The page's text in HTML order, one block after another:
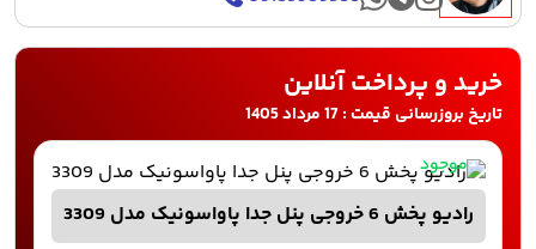
خرید و پرداخت آنلاین
تاریخ بروزرسانی قیمت : 17 مرداد 1405
موجود
رادیو پخش 6 خروجی پنل جدا پاواسونیک مدل 3309